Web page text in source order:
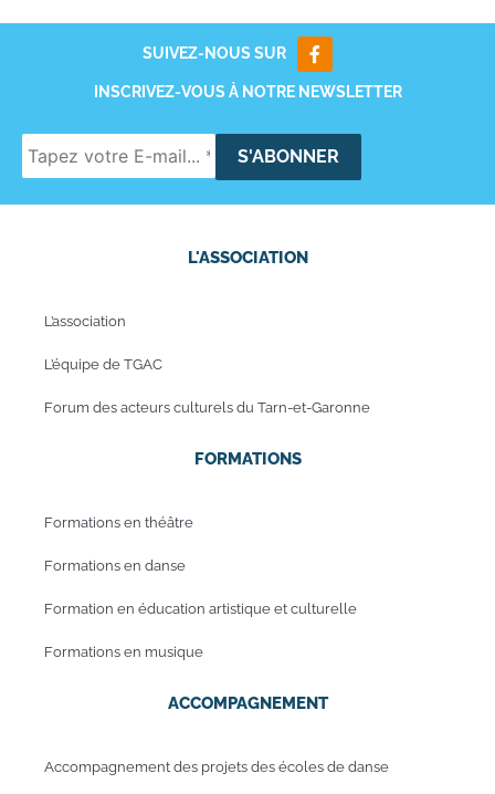
SUIVEZ-NOUS SUR
INSCRIVEZ-VOUS À NOTRE NEWSLETTER
L'ASSOCIATION
L’association
L’équipe de TGAC
Forum des acteurs culturels du Tarn-et-Garonne
FORMATIONS
Formations en théâtre
Formations en danse
Formation en éducation artistique et culturelle
Formations en musique
ACCOMPAGNEMENT
Accompagnement des projets des écoles de danse